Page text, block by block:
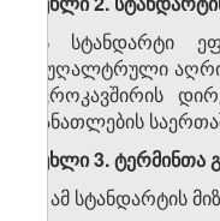
ეს სტანდარტი
„ბუღალტრული
ევროკავშირის
განათლების
მუხლი 3. ტერმინთა
1. ამ სტანდარტის